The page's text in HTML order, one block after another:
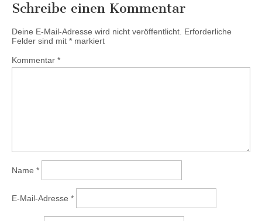
Schreibe einen Kommentar
Deine E-Mail-Adresse wird nicht veröffentlicht. Erforderliche
Felder sind mit * markiert
Kommentar *
Name *
E-Mail-Adresse *